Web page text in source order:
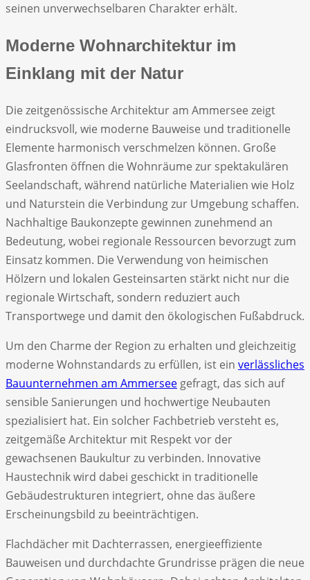
seinen unverwechselbaren Charakter erhält.
Moderne Wohnarchitektur im
Einklang mit der Natur
Die zeitgenössische Architektur am Ammersee zeigt
eindrucksvoll, wie moderne Bauweise und traditionelle
Elemente harmonisch verschmelzen können. Große
Glasfronten öffnen die Wohnräume zur spektakulären
Seelandschaft, während natürliche Materialien wie Holz
und Naturstein die Verbindung zur Umgebung schaffen.
Nachhaltige Baukonzepte gewinnen zunehmend an
Bedeutung, wobei regionale Ressourcen bevorzugt zum
Einsatz kommen. Die Verwendung von heimischen
Hölzern und lokalen Gesteinsarten stärkt nicht nur die
regionale Wirtschaft, sondern reduziert auch
Transportwege und damit den ökologischen Fußabdruck.
Um den Charme der Region zu erhalten und gleichzeitig
moderne Wohnstandards zu erfüllen, ist ein verlässliches
Bauunternehmen am Ammersee gefragt, das sich auf
sensible Sanierungen und hochwertige Neubauten
spezialisiert hat. Ein solcher Fachbetrieb versteht es,
zeitgemäße Architektur mit Respekt vor der
gewachsenen Baukultur zu verbinden. Innovative
Haustechnik wird dabei geschickt in traditionelle
Gebäudestrukturen integriert, ohne das äußere
Erscheinungsbild zu beeinträchtigen.
Flachdächer mit Dachterrassen, energieeffiziente
Bauweisen und durchdachte Grundrisse prägen die neue